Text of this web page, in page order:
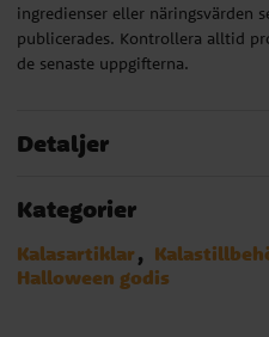
ingredienser eller näringsvärden
publicerades. Kontrollera alltid
de senaste uppgifterna.
Detaljer
Kategorier
Kalasartiklar
Halloween godis